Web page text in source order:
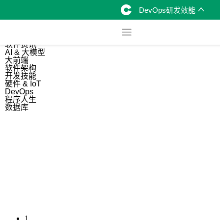
DevOps研发效能
软件资讯
AI & 大模型
大前端
软件架构
开发技能
硬件 & IoT
DevOps
程序人生
数据库
1